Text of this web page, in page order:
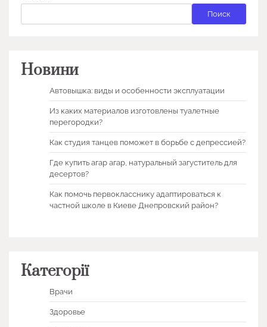
Поиск
Новини
Автовышка: виды и особенности эксплуатации
Из каких материалов изготовлены туалетные
перегородки?
Как студия танцев поможет в борьбе с депрессией?
Где купить агар агар, натуральный загуститель для
десертов?
Как помочь первокласснику адаптироваться к
частной школе в Киеве Днепровский район?
Категорії
Врачи
Здоровье